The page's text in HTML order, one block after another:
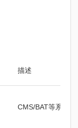
描述
CMS/BAT等系列